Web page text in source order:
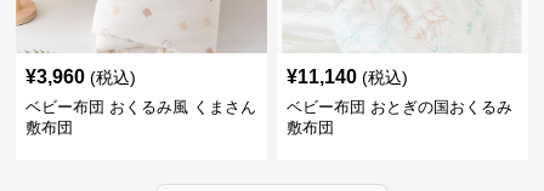
¥3,960 (税込)
ベビー布団 おくるみ風 くまさん
敷布団
¥11,140 (税込)
ベビー布団 おとぎの国おくるみ
敷布団